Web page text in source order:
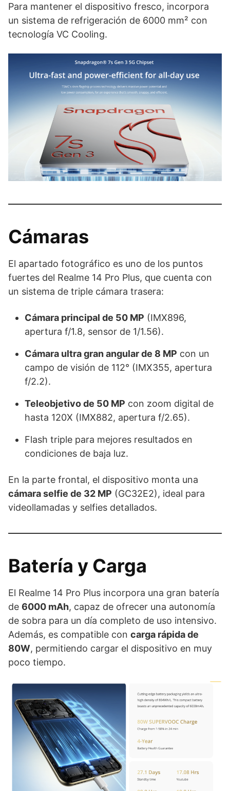
Para mantener el dispositivo fresco, incorpora
un sistema de refrigeración de 6000 mm² con
tecnología VC Cooling.
Cámaras
El apartado fotográfico es uno de los puntos
fuertes del Realme 14 Pro Plus, que cuenta con
un sistema de triple cámara trasera:
Cámara principal de 50 MP (IMX896,
apertura f/1.8, sensor de 1/1.56).
Cámara ultra gran angular de 8 MP con un
campo de visión de 112° (IMX355, apertura
f/2.2).
Teleobjetivo de 50 MP con zoom digital de
hasta 120X (IMX882, apertura f/2.65).
Flash triple para mejores resultados en
condiciones de baja luz.
En la parte frontal, el dispositivo monta una
cámara selfie de 32 MP (GC32E2), ideal para
videollamadas y selfies detallados.
Batería y Carga
El Realme 14 Pro Plus incorpora una gran batería
de 6000 mAh, capaz de ofrecer una autonomía
de sobra para un día completo de uso intensivo.
Además, es compatible con carga rápida de
80W, permitiendo cargar el dispositivo en muy
poco tiempo.